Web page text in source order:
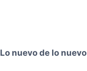
Lo nuevo de lo nuevo